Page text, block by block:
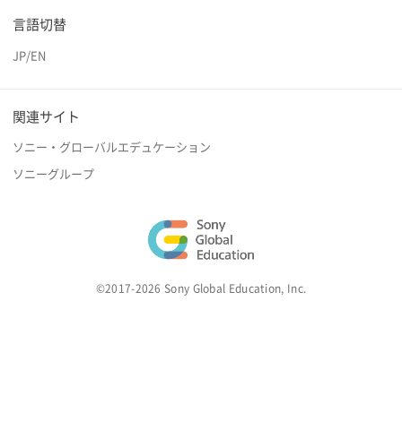
言語切替
JP/EN
関連サイト
ソニー・グローバルエデュケーション
ソニーグループ
©2017-2026 Sony Global Education, Inc.